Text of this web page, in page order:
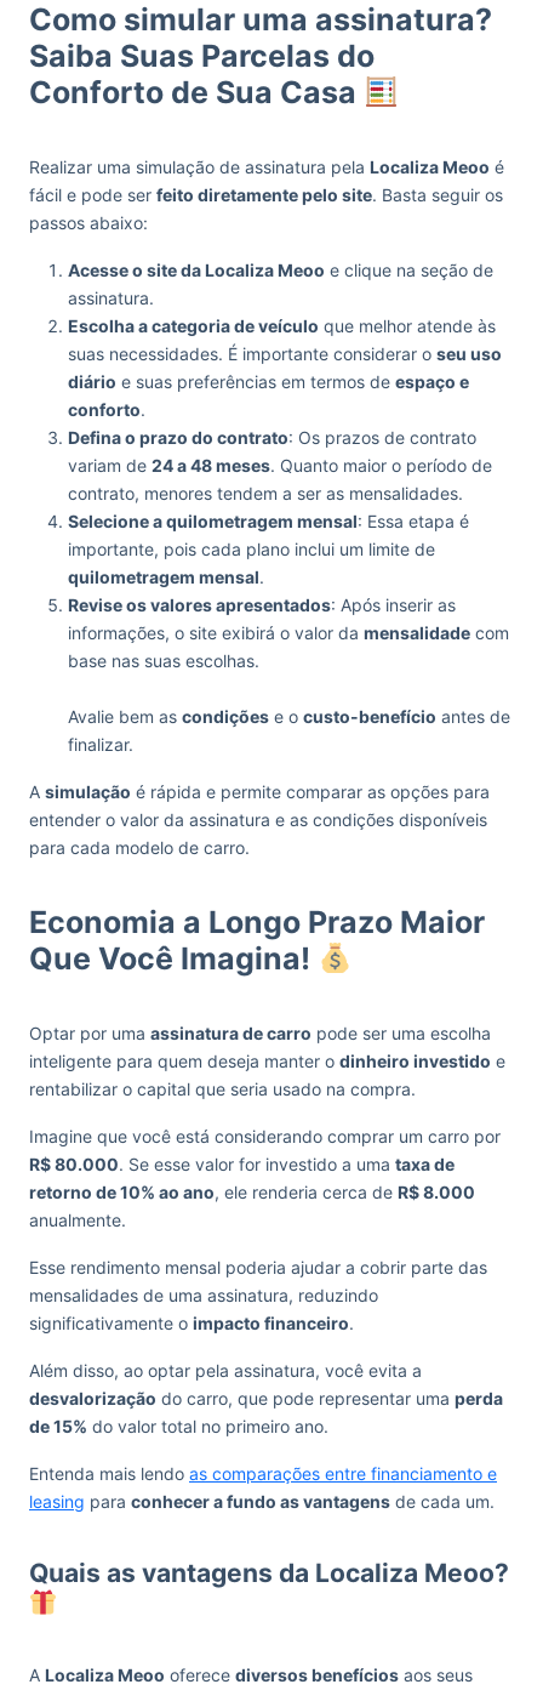
Como simular uma assinatura?
Saiba Suas Parcelas do
Conforto de Sua Casa
Realizar uma simulação de assinatura pela Localiza Meoo é
fácil e pode ser feito diretamente pelo site. Basta seguir os
passos abaixo:
Acesse o site da Localiza Meoo e clique na seção de
assinatura.
Escolha a categoria de veículo que melhor atende às
suas necessidades. É importante considerar o seu uso
diário e suas preferências em termos de espaço e
conforto.
Defina o prazo do contrato: Os prazos de contrato
variam de 24 a 48 meses. Quanto maior o período de
contrato, menores tendem a ser as mensalidades.
Selecione a quilometragem mensal: Essa etapa é
importante, pois cada plano inclui um limite de
quilometragem mensal.
Revise os valores apresentados: Após inserir as
informações, o site exibirá o valor da mensalidade com
base nas suas escolhas.
Avalie bem as condições e o custo-benefício antes de
finalizar.
A simulação é rápida e permite comparar as opções para
entender o valor da assinatura e as condições disponíveis
para cada modelo de carro.
Economia a Longo Prazo Maior
Que Você Imagina!
Optar por uma assinatura de carro pode ser uma escolha
inteligente para quem deseja manter o dinheiro investido e
rentabilizar o capital que seria usado na compra.
Imagine que você está considerando comprar um carro por
R$ 80.000. Se esse valor for investido a uma taxa de
retorno de 10% ao ano, ele renderia cerca de R$ 8.000
anualmente.
Esse rendimento mensal poderia ajudar a cobrir parte das
mensalidades de uma assinatura, reduzindo
significativamente o impacto financeiro.
Além disso, ao optar pela assinatura, você evita a
desvalorização do carro, que pode representar uma perda
de 15% do valor total no primeiro ano.
Entenda mais lendo as comparações entre financiamento e
leasing para conhecer a fundo as vantagens de cada um.
Quais as vantagens da Localiza Meoo?
A Localiza Meoo oferece diversos benefícios aos seus